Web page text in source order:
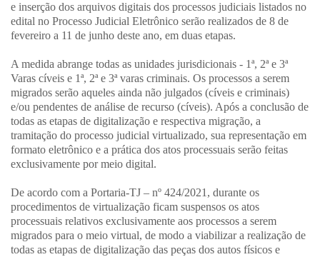
e inserção dos arquivos digitais dos processos judiciais listados no
edital no Processo Judicial Eletrônico serão realizados de 8 de
fevereiro a 11 de junho deste ano, em duas etapas.
A medida abrange todas as unidades jurisdicionais - 1ª, 2ª e 3ª
Varas cíveis e 1ª, 2ª e 3ª varas criminais. Os processos a serem
migrados serão aqueles ainda não julgados (cíveis e criminais)
e/ou pendentes de análise de recurso (cíveis). Após a conclusão de
todas as etapas de digitalização e respectiva migração, a
tramitação do processo judicial virtualizado, sua representação em
formato eletrônico e a prática dos atos processuais serão feitas
exclusivamente por meio digital.
De acordo com a Portaria-TJ – nº 424/2021, durante os
procedimentos de virtualização ficam suspensos os atos
processuais relativos exclusivamente aos processos a serem
migrados para o meio virtual, de modo a viabilizar a realização de
todas as etapas de digitalização das peças dos autos físicos e